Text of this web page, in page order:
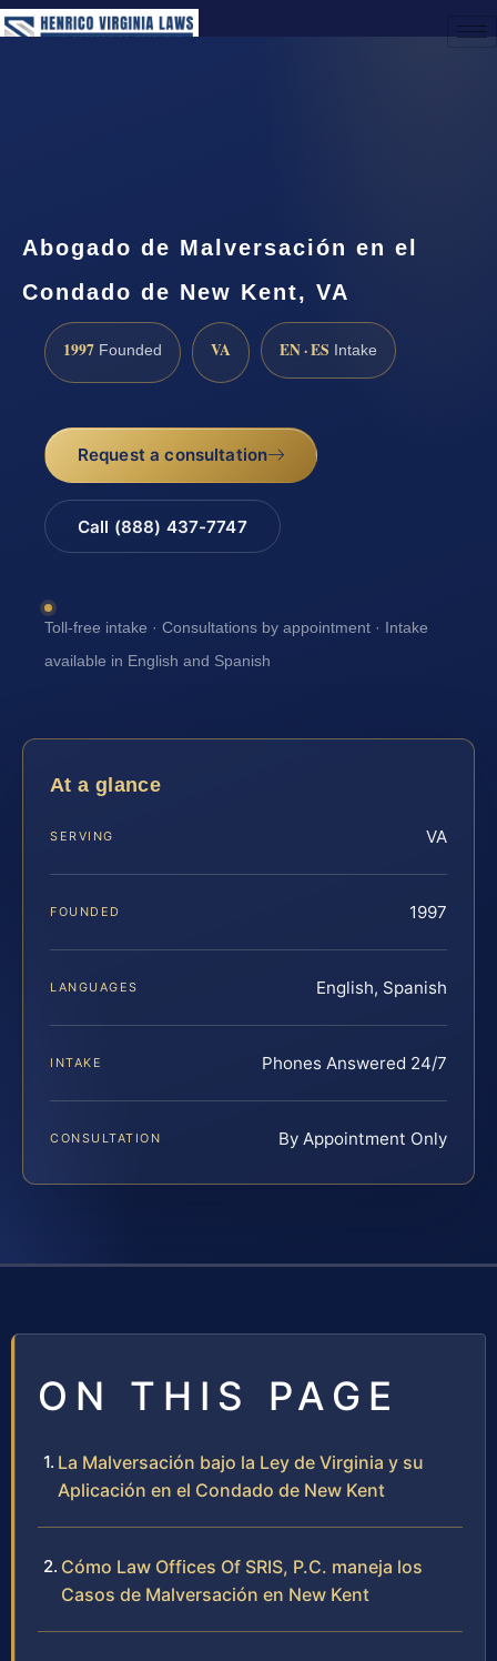
Abogado de Malversación en el
Condado de New Kent, VA
1997 Founded VA EN · ES Intake
Request a consultation
Call (888) 437-7747
Toll-free intake · Consultations by appointment · Intake
available in English and Spanish
At a glance
SERVING VA
FOUNDED 1997
LANGUAGES English, Spanish
INTAKE Phones Answered 24/7
CONSULTATION By Appointment Only
ON THIS PAGE
La Malversación bajo la Ley de Virginia y su
Aplicación en el Condado de New Kent
Cómo Law Offices Of SRIS, P.C. maneja los
Casos de Malversación en New Kent